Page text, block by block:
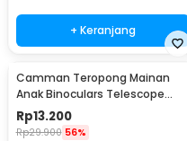
+ Keranjang
Camman Teropong Mainan
Anak Binoculars Telescope
2.5x26 - 1138
Rp13.200
Rp29.900 56%